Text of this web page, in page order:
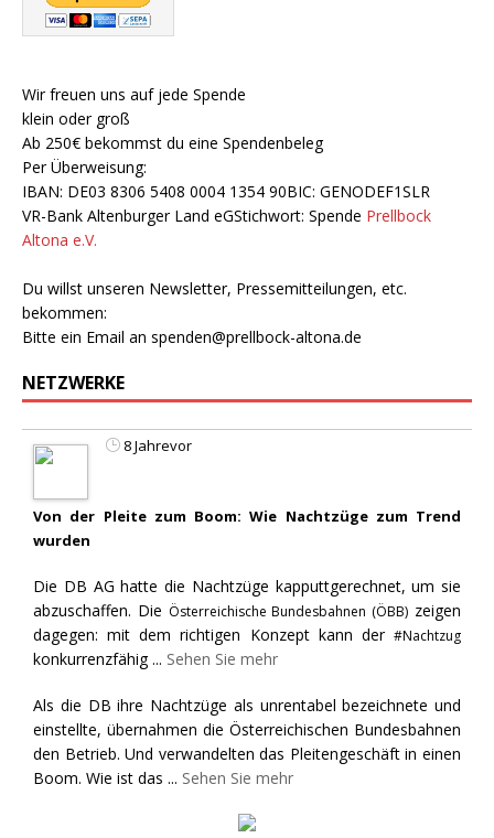
Wir freuen uns auf jede Spende
klein oder groß
Ab 250€ bekommst du eine Spendenbeleg
Per Überweisung:
IBAN: DE03 8306 5408 0004 1354 90BIC: GENODEF1SLR
VR-Bank Altenburger Land eGStichwort: Spende Prellbock
Altona e.V.
Du willst unseren Newsletter, Pressemitteilungen, etc.
bekommen:
Bitte ein Email an spenden@prellbock-altona.de
NETZWERKE
8 Jahrevor
Von der Pleite zum Boom: Wie Nachtzüge zum Trend
wurden
Die DB AG hatte die Nachtzüge kapputtgerechnet, um sie
abzuschaffen. Die Österreichische Bundesbahnen (ÖBB) zeigen
dagegen: mit dem richtigen Konzept kann der #Nachtzug
konkurrenzfähig ... Sehen Sie mehr
Als die DB ihre Nachtzüge als unrentabel bezeichnete und
einstellte, übernahmen die Österreichischen Bundesbahnen
den Betrieb. Und verwandelten das Pleitengeschäft in einen
Boom. Wie ist das ... Sehen Sie mehr